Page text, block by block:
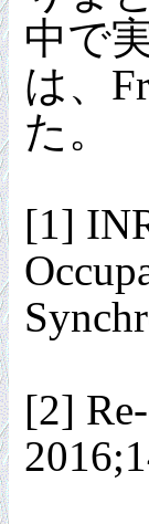
中で
は、
た。
[1]
[2]